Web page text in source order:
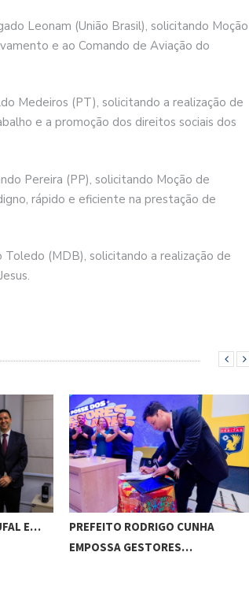
Leonam (União Brasil), solicitando Moção
e ao Comando de Aviação do
Medeiros (PT), solicitando a realização de
e a promoção dos direitos sociais dos
Pereira (PP), solicitando Moção de
rápido e eficiente na prestação de
(MDB), solicitando a realização de
E…
PREFEITO RODRIGO CUNHA
EMPOSSA GESTORES…